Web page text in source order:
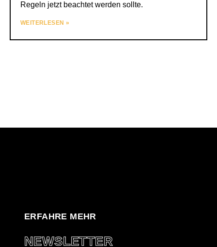
Regeln jetzt beachtet werden sollte.
WEITERLESEN »
ERFAHRE MEHR
NEWSLETTER